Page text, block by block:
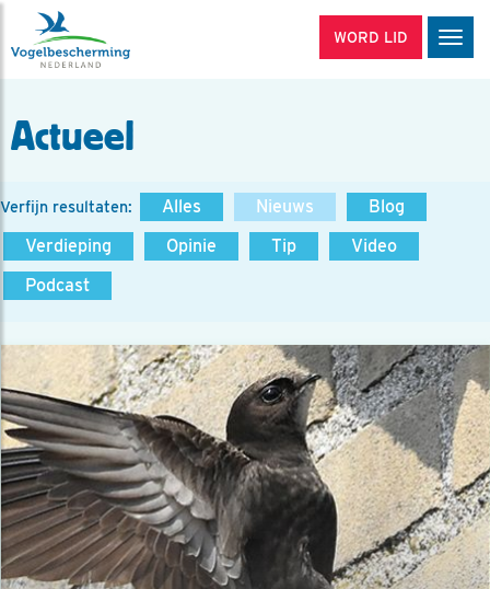
WORD LID
Actueel
Verfijn resultaten: Alles Nieuws
Blog
Verdieping
Opinie Tip
Video
Podcast